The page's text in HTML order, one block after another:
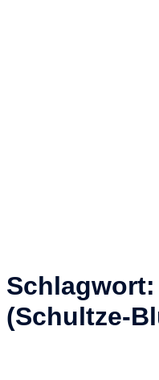
Schlagwort:
(Schultze-